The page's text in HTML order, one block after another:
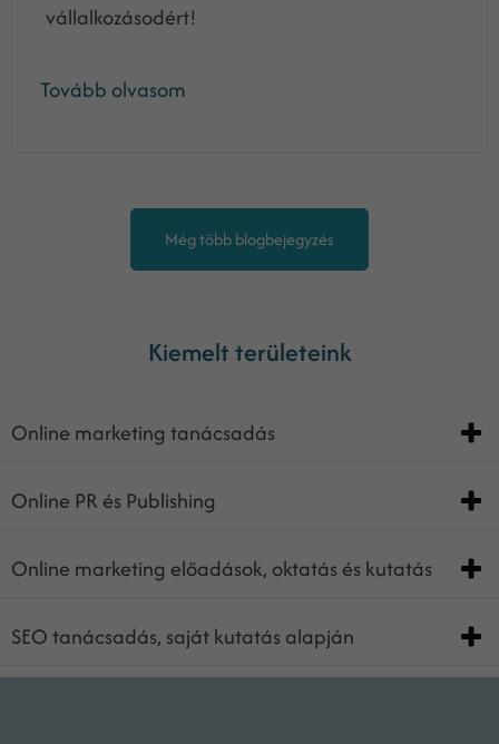
vállalkozásodért!
Tovább olvasom
Még több blogbejegyzés
Kiemelt területeink
Online marketing tanácsadás
Online PR és Publishing
Online marketing előadások, oktatás és kutatás
SEO tanácsadás, saját kutatás alapján